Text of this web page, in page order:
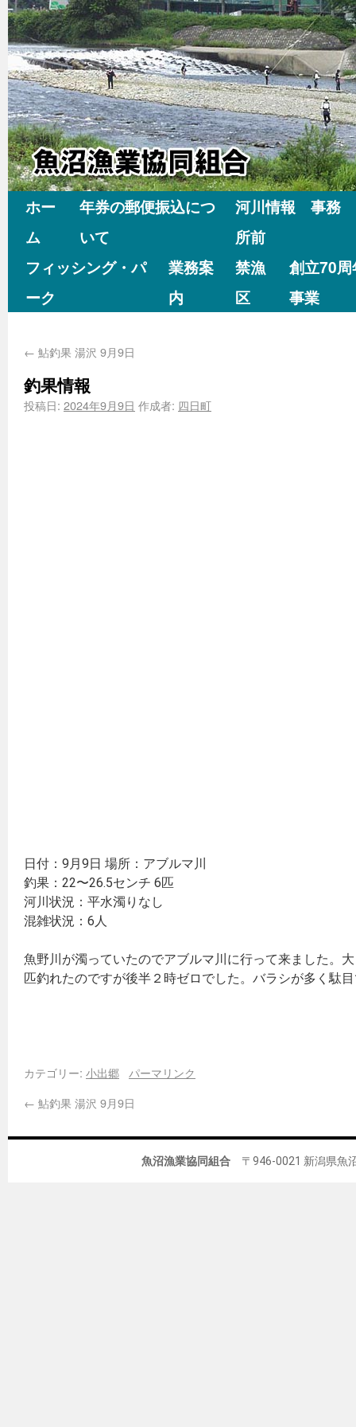
ホー
ム
年券の郵便振込につ
いて
河川情報 事務
所前
フィッシング・パ
ーク
業務案
内
禁漁
区
創立70
事業
← 鮎釣果 湯沢 9月9日
釣果情報
投稿日: 2024年9月9日 作成者: 四日町
日付：9月9日 場所：アブルマ川
釣果：22〜26.5センチ 6匹
河川状況：平水濁りなし
混雑状況：6人
魚野川が濁っていたのでアブルマ川に行って来ました。
匹釣れたのですが後半２時ゼロでした。バラシが多く駄
カテゴリー: 小出郷
パーマリンク
← 鮎釣果 湯沢 9月9日
魚沼漁業協同組合 〒946-0021 新潟県魚